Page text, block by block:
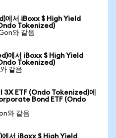
에서 iBoxx $ High Yield
Tokenized)
와 같음
에서 iBoxx $ High Yield
Tokenized)
같음
3X ETF (Ondo Tokenized)에
Bond ETF (Ondo
와 같음
서 iBoxx $ High Yield